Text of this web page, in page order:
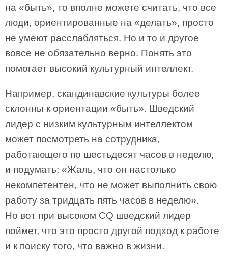
на «быть», то вполне можете считать, что все
люди, ориентированные на «делать», просто
не умеют расслабляться. Но и то и другое
вовсе не обязательно верно. Понять это
помогает высокий культурный интеллект.
Например, скандинавские культуры более
склонны к ориентации «быть». Шведский
лидер с низким культурным интеллектом
может посмотреть на сотрудника,
работающего по шестьдесят часов в неделю,
и подумать: «Жаль, что он настолько
некомпетентен, что не может выполнить свою
работу за тридцать пять часов в неделю».
Но вот при высоком CQ шведский лидер
поймет, что это просто другой подход к работе
и к поиску того, что важно в жизни.